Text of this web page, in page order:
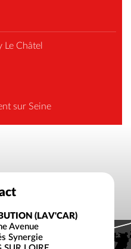
Le Châtel
sur Seine
(LAV'CAR)
Avenue
Synergie